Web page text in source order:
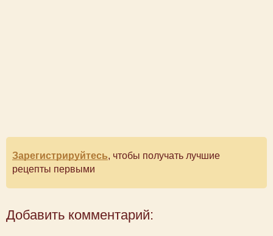
Зарегистрируйтесь, чтобы получать лучшие
рецепты первыми
Добавить комментарий: